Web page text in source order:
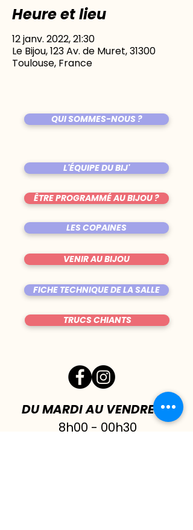
Heure et lieu
12 janv. 2022, 21:30
Le Bijou, 123 Av. de Muret, 31300
Toulouse, France
QUI SOMMES-NOUS ?
L'ÉQUIPE DU BIJ'
ÊTRE PROGRAMMÉ AU BIJOU ?
LES COPAINES
VENIR AU BIJOU
FICHE TECHNIQUE DE LA SALLE
TRUCS CHIANTS
DU MARDI AU VENDREDI|
8h00 - 00h30